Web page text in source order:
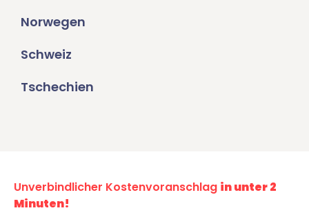
Norwegen
Schweiz
Tschechien
Unverbindlicher Kostenvoranschlag in unter 2
Minuten!